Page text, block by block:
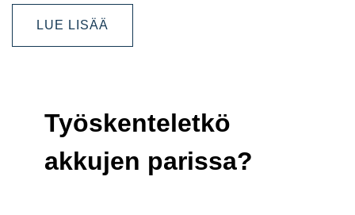
LUE LISÄÄ
Työskenteletkö
akkujen parissa?